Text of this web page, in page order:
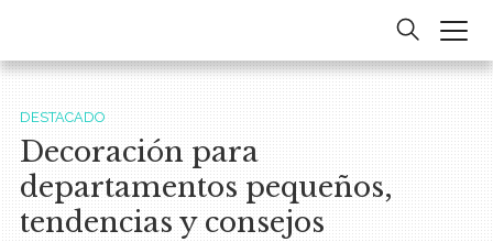
DESTACADO
Decoración para
departamentos pequeños,
tendencias y consejos